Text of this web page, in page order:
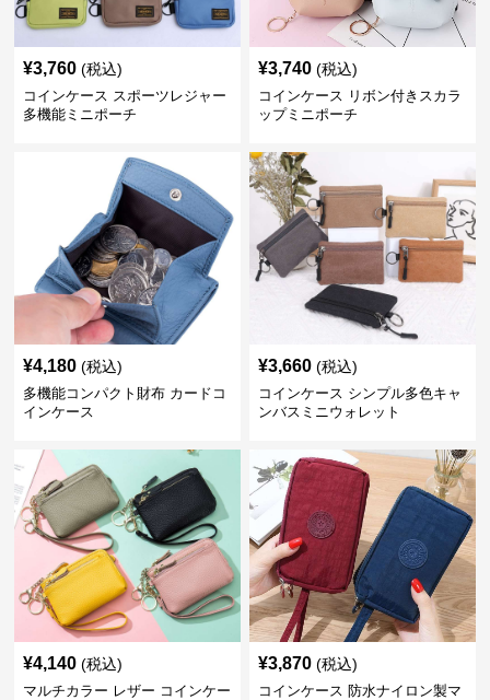
¥3,760 (税込)
コインケース スポーツレジャー
多機能ミニポーチ
¥3,740 (税込)
コインケース リボン付きスカラ
ップミニポーチ
¥4,180 (税込)
多機能コンパクト財布 カードコ
インケース
¥3,660 (税込)
コインケース シンプル多色キャ
ンバスミニウォレット
¥4,140 (税込)
マルチカラー レザー コインケー
¥3,870 (税込)
コインケース 防水ナイロン製マ